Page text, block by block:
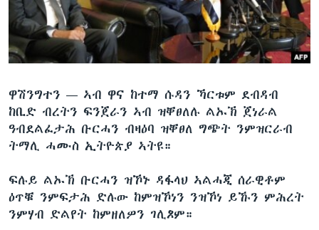
ቂሔ ጽልሚ
ቋንቋታት
ዋሽንግተን — ኣብ ዋና ከተማ ሱዳን ኻርቱም ደብዳብ
ከቢድ ብረትን ፍንጀራን ኣብ ዝቐፀለሉ ልኡኽ ጀነራል
ዓብደልፈታሕ ቡርሓን ብዛዕባ ዝቐፀለ ግጭት ንምዝርራብ
ትማሊ ሓሙስ ኢትዮጵያ ኣትዩ።
ፍሉይ ልኡኽ ቡርሓን ዝኾኑ ዳፋላህ ኣልሓጂ ሰራዊቶም
ዕጥቑ ንምፍታሕ ድሉው ከምዝኾነን ንዝኾነ ይኹን ምሕረት
ንምሃብ ድልየት ከምዘለዎን ገሊጾም።